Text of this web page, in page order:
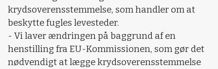
krydsoverensstemmelse, som handler om at
beskytte fugles levesteder.
- Vi laver ændringen på baggrund af en
henstilling fra EU-Kommissionen, som gør det
nødvendigt at lægge krydsoverensstemmelse